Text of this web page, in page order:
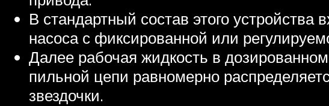
В стандартный состав этого устройства
насоса с фиксированной или
Далее рабочая жидкость в
пильной цепи равномерно
звездочки.